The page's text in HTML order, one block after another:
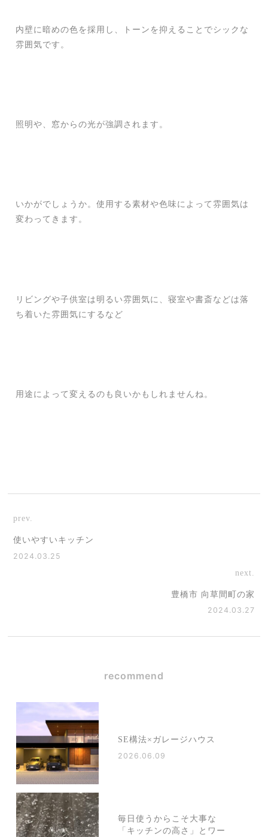
内壁に暗めの色を採用し、トーンを抑えることでシックな
雰囲気です。
照明や、窓からの光が強調されます。
いかがでしょうか。使用する素材や色味によって雰囲気は
変わってきます。
リビングや子供室は明るい雰囲気に、寝室や書斎などは落
ち着いた雰囲気にするなど
用途によって変えるのも良いかもしれませんね。
prev.
使いやすいキッチン
2024.03.25
next.
豊橋市 向草間町の家
2024.03.27
recommend
SE構法×ガレージハウス
2026.06.09
毎日使うからこそ大事な
「キッチンの高さ」とワー